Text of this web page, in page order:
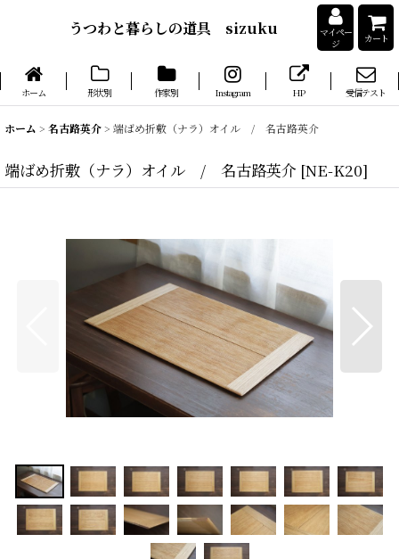
うつわと暮らしの道具 sizuku
マイペー
ジ
カート
ホーム 形状別 作家別 Instagram HP 受信テスト
ホーム > 名古路英介> 端ばめ折敷（ナラ）オイル / 名古路英介
端ばめ折敷（ナラ）オイル / 名古路英介 [NE-K20]